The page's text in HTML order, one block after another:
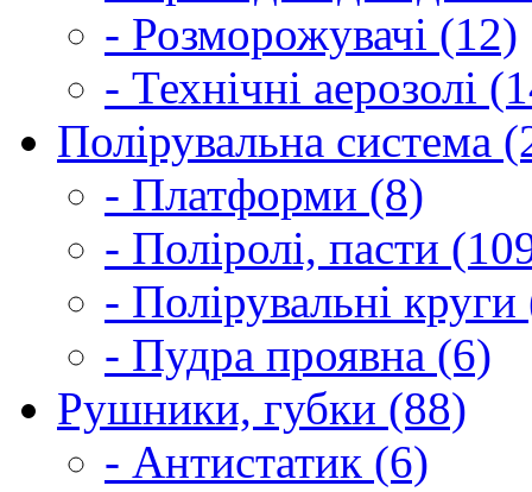
- Розморожувачі (12)
- Технічні аерозолі
Полірувальна система
- Платформи (8)
- Поліролі, пасти
- Полірувальні
- Пудра проявна (6)
Рушники, губки (88)
- Антистатик (6)